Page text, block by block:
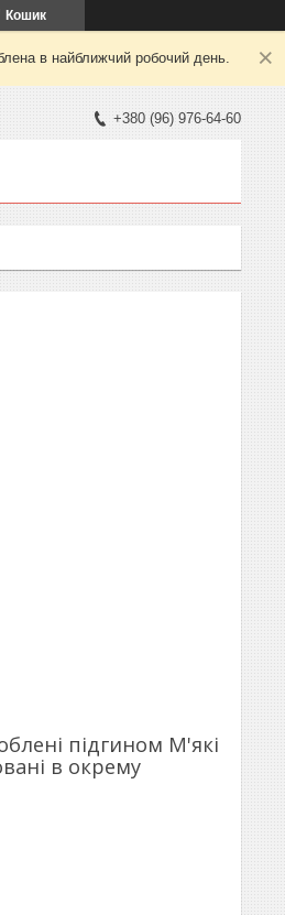
Кошик
в найближчий робочий день.
+380 (96) 976-64-60
підгином М'які
в окрему